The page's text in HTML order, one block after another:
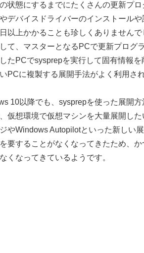
状態にするまでにたくさんの更新プ
デバイスドライバーのインストール
以上かかることも珍しくありません
て、マスターとなるPCで更新プログ
たPCでsysprepを実行して固有情報
PCに複製する展開手法がよく利用さ
10以降でも、sysprepを使った展開
仮想環境で仮想マシンを大量展開し
やWindows Autopilotといった新しい
要することがなくなってきたため、
くなってきているようです。